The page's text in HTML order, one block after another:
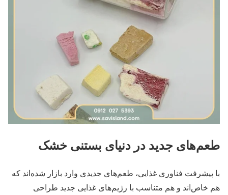
طعم‌های جدید در دنیای بستنی خشک
با پیشرفت فناوری غذایی، طعم‌های جدیدی وارد بازار شده‌اند که
هم خاص‌اند و هم متناسب با رژیم‌های غذایی جدید طراحی